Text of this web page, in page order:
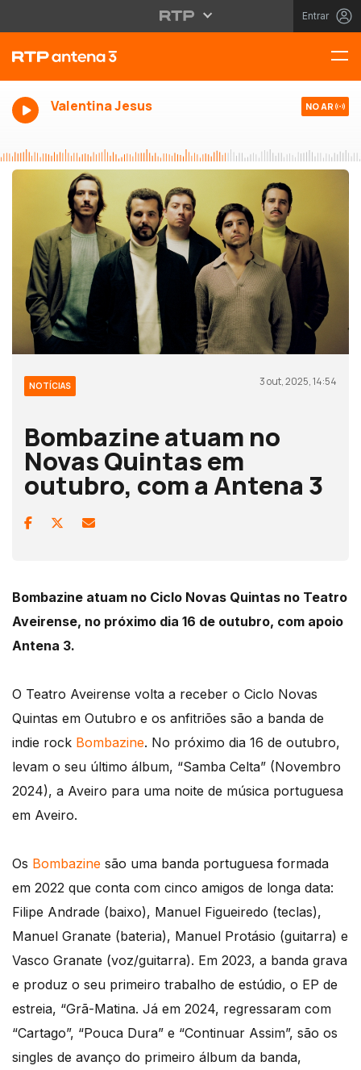
Entrar
Valentina Jesus NO AR
NOTÍCIAS 3 out, 2025, 14:54
Bombazine atuam no
Novas Quintas em
outubro, com a Antena 3
Bombazine atuam no Ciclo Novas Quintas no Teatro
Aveirense, no próximo dia 16 de outubro, com apoio
Antena 3.
O Teatro Aveirense volta a receber o Ciclo Novas
Quintas em Outubro e os anfitriões são a banda de
indie rock Bombazine. No próximo dia 16 de outubro,
levam o seu último álbum, “Samba Celta” (Novembro
2024), a Aveiro para uma noite de música portuguesa
em Aveiro.
Os Bombazine são uma banda portuguesa formada
em 2022 que conta com cinco amigos de longa data:
Filipe Andrade (baixo), Manuel Figueiredo (teclas),
Manuel Granate (bateria), Manuel Protásio (guitarra) e
Vasco Granate (voz/guitarra). Em 2023, a banda grava
e produz o seu primeiro trabalho de estúdio, o EP de
estreia, “Grã-Matina. Já em 2024, regressaram com
“Cartago”, “Pouca Dura” e “Continuar Assim”, são os
singles de avanço do primeiro álbum da banda,